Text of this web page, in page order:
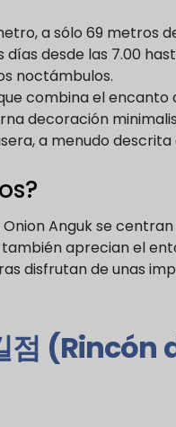
a sólo 69 metros
días desde las 7.00
noctámbulos.
combina el
decoración
a menudo
Anguk se
aprecian el
disfrutan de unas
점